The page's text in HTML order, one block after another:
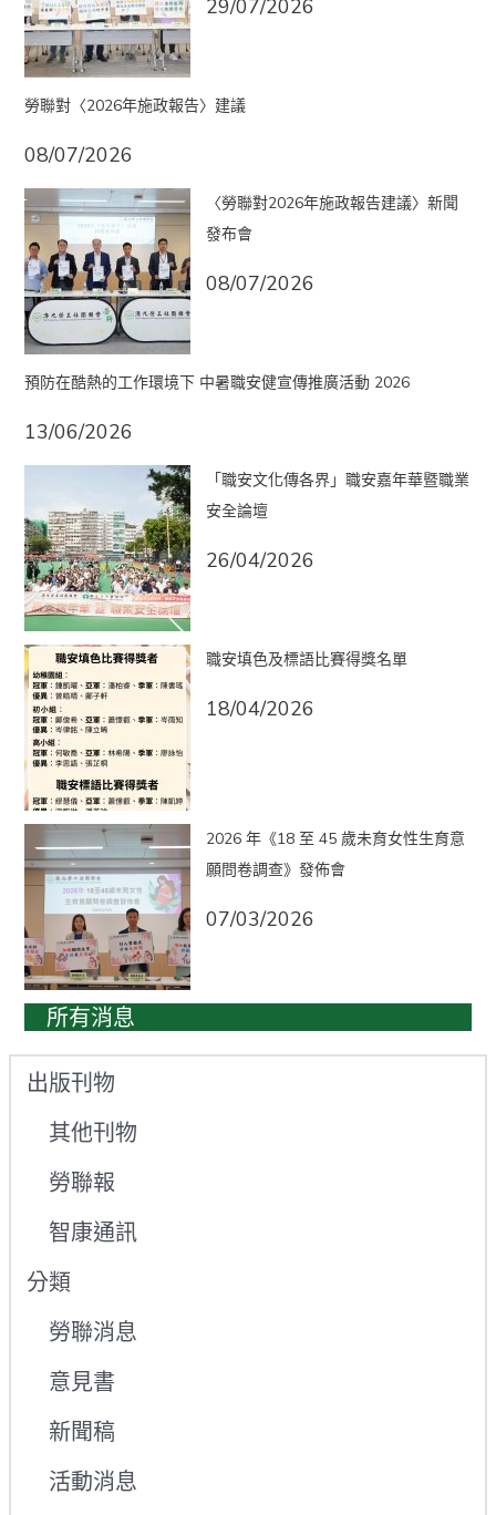
29/07/2026
勞聯對〈2026年施政報告〉建議
08/07/2026
〈勞聯對2026年施政報告建議〉新聞
發布會
08/07/2026
預防在酷熱的工作環境下 中暑職安健宣傳推廣活動 2026
13/06/2026
「職安文化傳各界」職安嘉年華暨職業
安全論壇
26/04/2026
職安填色及標語比賽得獎名單
18/04/2026
2026 年《18 至 45 歲未育女性生育意
願問卷調查》發佈會
07/03/2026
所有消息
出版刊物
其他刊物
勞聯報
智康通訊
分類
勞聯消息
意見書
新聞稿
活動消息